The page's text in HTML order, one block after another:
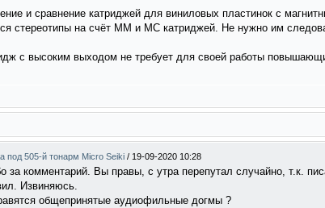
и сравнение катриджей для виниловых пластинок с
стереотипы на счёт ММ и МС катриджей. Не нужно им
с высоким выходом не требует для своей работы
под 505-й тонарм Micro Seiki / 19-09-2020 10:28
за комментарий. Вы правы, с утра перепутал случайно, т.к.
Извиняюсь.
общепринятые аудиофильные догмы ?